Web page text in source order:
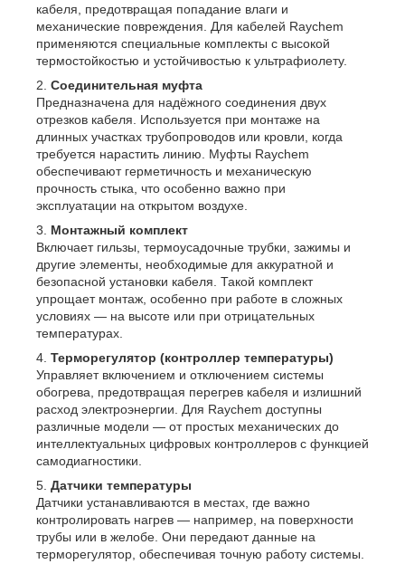
кабеля, предотвращая попадание влаги и
механические повреждения. Для кабелей Raychem
применяются специальные комплекты с высокой
термостойкостью и устойчивостью к ультрафиолету.
Соединительная муфта
Предназначена для надёжного соединения двух
отрезков кабеля. Используется при монтаже на
длинных участках трубопроводов или кровли, когда
требуется нарастить линию. Муфты Raychem
обеспечивают герметичность и механическую
прочность стыка, что особенно важно при
эксплуатации на открытом воздухе.
Монтажный комплект
Включает гильзы, термоусадочные трубки, зажимы и
другие элементы, необходимые для аккуратной и
безопасной установки кабеля. Такой комплект
упрощает монтаж, особенно при работе в сложных
условиях — на высоте или при отрицательных
температурах.
Терморегулятор (контроллер температуры)
Управляет включением и отключением системы
обогрева, предотвращая перегрев кабеля и излишний
расход электроэнергии. Для Raychem доступны
различные модели — от простых механических до
интеллектуальных цифровых контроллеров с функцией
самодиагностики.
Датчики температуры
Датчики устанавливаются в местах, где важно
контролировать нагрев — например, на поверхности
трубы или в желобе. Они передают данные на
терморегулятор, обеспечивая точную работу системы.